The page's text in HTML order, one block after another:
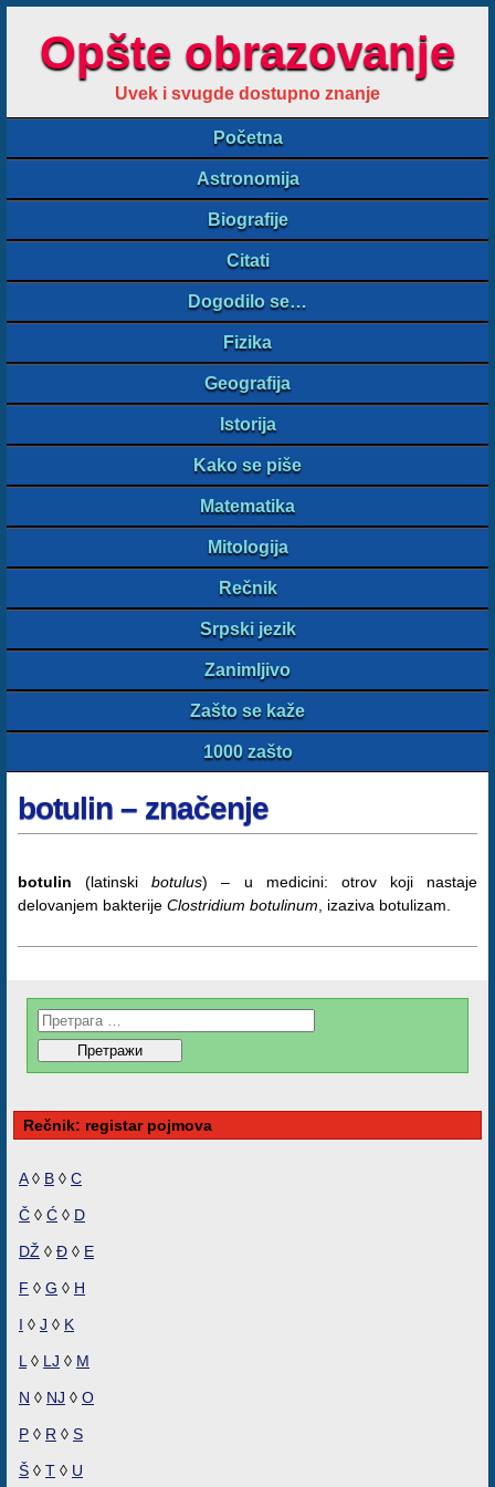
Opšte obrazovanje
Uvek i svugde dostupno znanje
Početna
Astronomija
Biografije
Citati
Dogodilo se…
Fizika
Geografija
Istorija
Kako se piše
Matematika
Mitologija
Rečnik
Srpski jezik
Zanimljivo
Zašto se kaže
1000 zašto
botulin – značenje
botulin (latinskibotulus) – u medicini: otrov koji nastaje
delovanjem bakterije Clostridium botulinum , izaziva botulizam.
Rečnik: registar pojmova
A◊ B ◊ C
Č ◊ Ć ◊ D
DŽ ◊ Đ ◊ E
F ◊ G ◊ H
I ◊ J ◊ K
L ◊ LJ ◊ M
N ◊ NJ ◊ O
P ◊ R ◊ S
Š ◊ T ◊ U